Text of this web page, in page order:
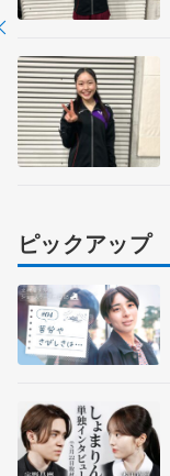
ピックアップ